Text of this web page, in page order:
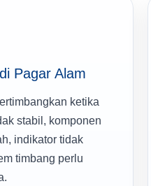
Pagar Alam
ketika
stabil, komponen
indikator tidak
timbang perlu